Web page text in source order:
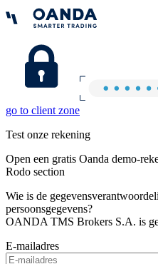
go to client zone
Test onze rekening
Open een gratis Oanda demo-
Rodo section
Wie is de
persoonsgegevens?
OANDA TMS Brokers S.A. is
E-mailadres